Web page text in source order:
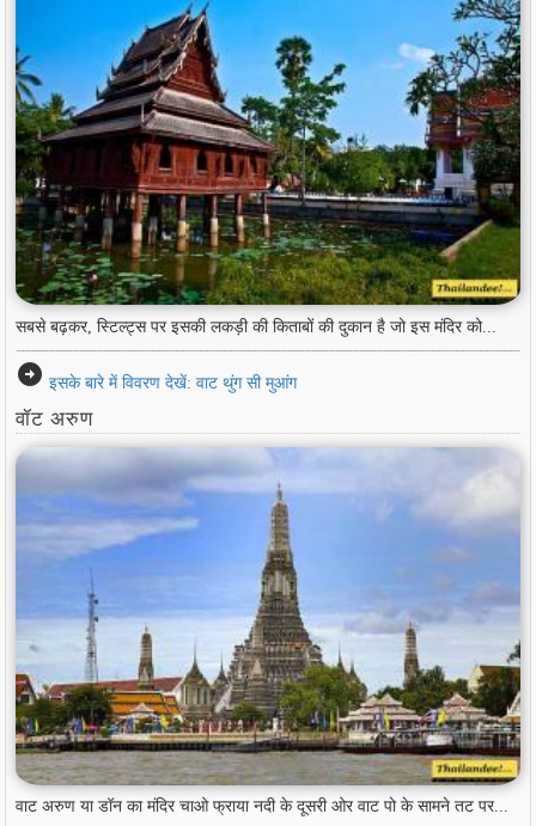
सबसे बढ़कर, स्टिल्ट्स पर इसकी लकड़ी की किताबों की दुकान है जो इस मंदिर को...
arrow_circle_right इसके बारे में विवरण देखें: वाट थुंग सी मुआंग
वॉट अरुण
वाट अरुण या डॉन का मंदिर चाओ फ्राया नदी के दूसरी ओर वाट पो के सामने तट पर...